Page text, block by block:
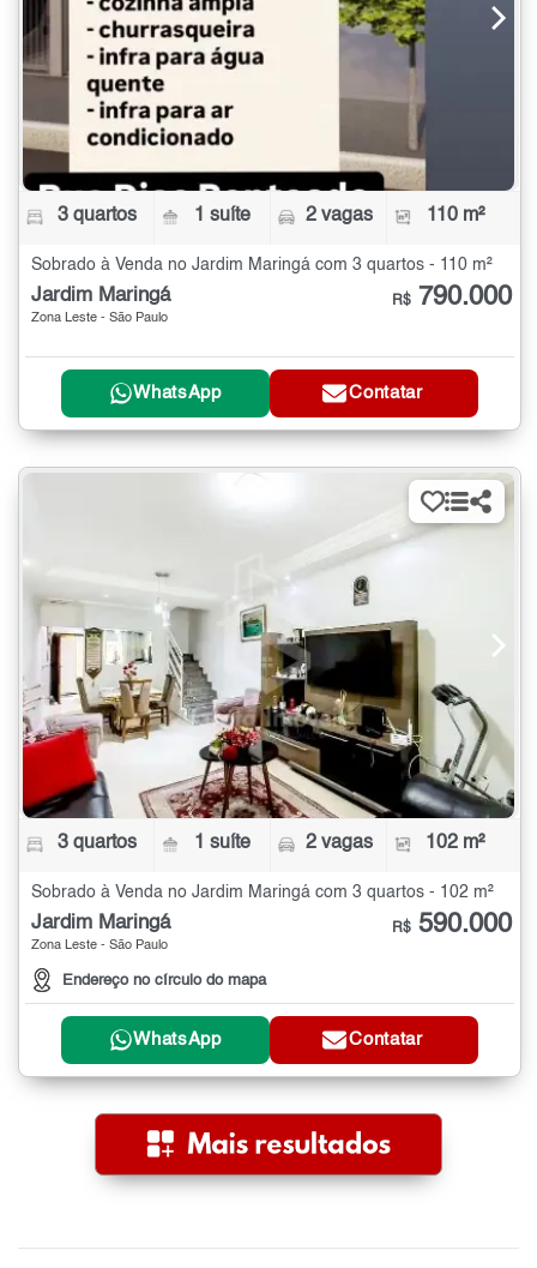
3 quartos 1 suíte 2 vagas 110 m²
Sobrado à Venda no Jardim Maringá com 3 quartos - 110 m²
Jardim Maringá
Zona Leste - São Paulo
R$ 790.000
WhatsApp Contatar
3 quartos 1 suíte 2 vagas 102 m²
Sobrado à Venda no Jardim Maringá com 3 quartos - 102 m²
Jardim Maringá
Zona Leste - São Paulo
Endereço no círculo do mapa
R$ 590.000
WhatsApp Contatar